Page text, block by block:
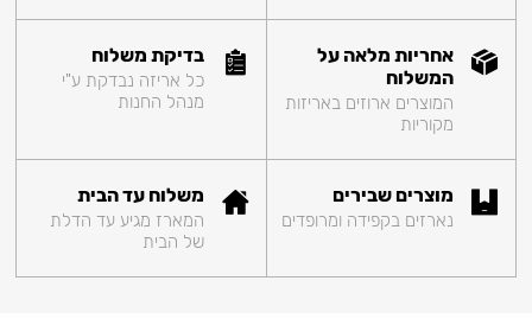
אחריות מלאה על
המשלוח
המוצרים ארוזים באריזות
מקוריות
בדיקת משלוח
כל אריזה נבדקת ע"י
מנהל החנות
מוצרים שבירים
נארזים בקפידה ומרופדים
משלוח עד הבית
המארז מגיע עד הדלת
של הבית